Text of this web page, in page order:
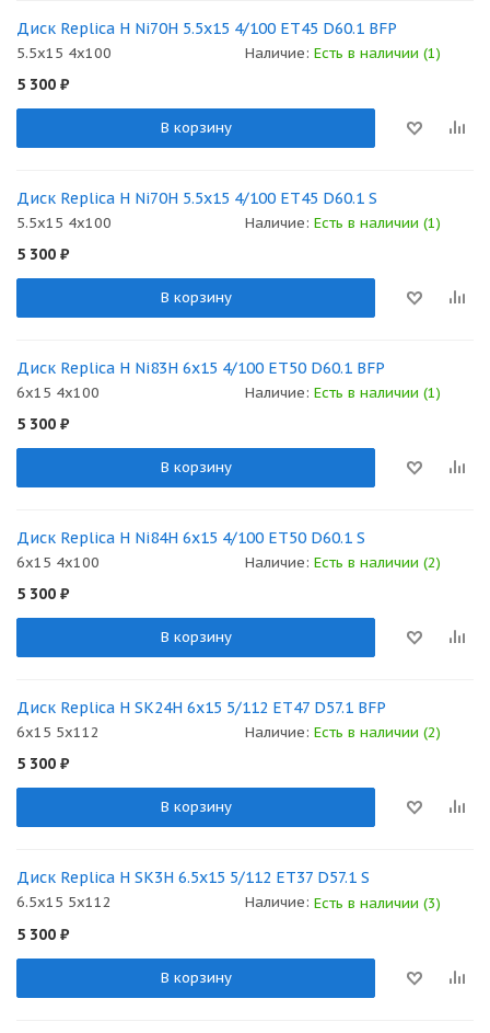
Диск Replica H Ni70H 5.5x15 4/100 ET45 D60.1 BFP
5.5x15 4x100 Наличие: Есть в наличии (1)
5 300 ₽
В корзину
Диск Replica H Ni70H 5.5x15 4/100 ET45 D60.1 S
5.5x15 4x100 Наличие: Есть в наличии (1)
5 300 ₽
В корзину
Диск Replica H Ni83H 6x15 4/100 ET50 D60.1 BFP
6x15 4x100 Наличие: Есть в наличии (1)
5 300 ₽
В корзину
Диск Replica H Ni84H 6x15 4/100 ET50 D60.1 S
6x15 4x100 Наличие: Есть в наличии (2)
5 300 ₽
В корзину
Диск Replica H SK24H 6x15 5/112 ET47 D57.1 BFP
6x15 5x112 Наличие: Есть в наличии (2)
5 300 ₽
В корзину
Диск Replica H SK3H 6.5x15 5/112 ET37 D57.1 S
6.5x15 5x112 Наличие: Есть в наличии (3)
5 300 ₽
В корзину